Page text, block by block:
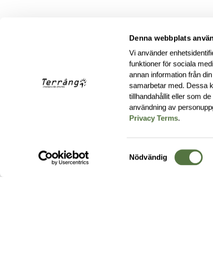
Denna webbplats
Vi använder
funktioner för sociala
annan information från
samarbetar med. Dessa
tillhandahållit eller som
användning av
Privacy Terms.
Samtyckesval
Nödvändig